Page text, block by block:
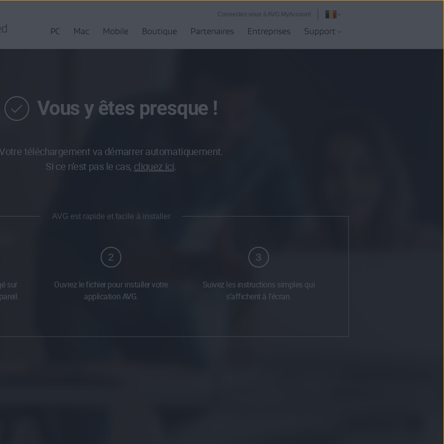
Connectez-vous à AVG MyAccount
PC Mac Mobile Boutique Partenaires Entreprises Support
Vous y êtes presque !
Votre téléchargement va démarrer automatiquement.
Si ce n’est pas le cas, cliquez ici.
AVG est rapide et facile à installer
sur
2
Ouvrez le fichier pour installer votre
application AVG.
3
Suivez les instructions simples qui
s’affichent à l’écran.